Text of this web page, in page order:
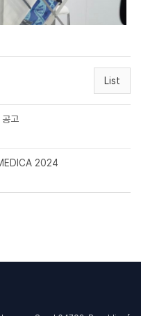
List
고
2024